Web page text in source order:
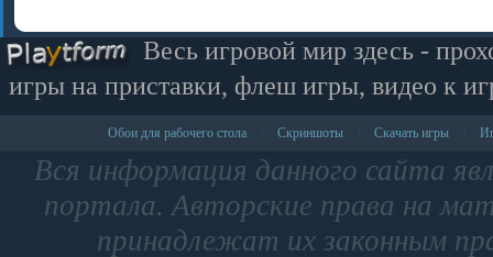
Весь игровой мир здесь -
игры на приставки, флеш игры, видео к
Обои для рабочего стола Скриншоты Скачать игры
Вся информация данного сайта
портала. Авторские права на
принадлежат их законным